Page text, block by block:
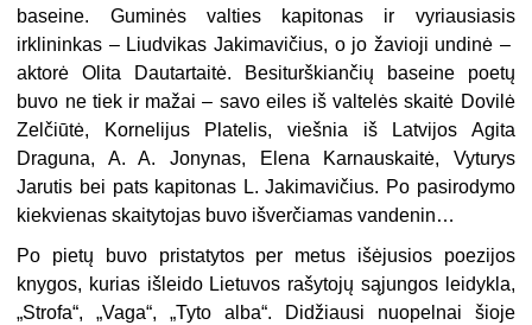
baseine. Guminės valties kapitonas ir vyriausiasis
irklininkas – Liudvikas Jakimavičius, o jo žavioji undinė –
aktorė Olita Dautartaitė. Besiturškiančių baseine poetų
buvo ne tiek ir mažai – savo eiles iš valtelės skaitė Dovilė
Zelčiūtė, Kornelijus Platelis, viešnia iš Latvijos Agita
Draguna, A. A. Jonynas, Elena Karnauskaitė, Vyturys
Jarutis bei pats kapitonas L. Ja­kimavičius. Po pasirodymo
kiekvienas skaity­tojas buvo išverčiamas vandenin…
Po pietų buvo pristatytos per metus išėju­sios poezijos
knygos, kurias išleido Lietuvos rašytojų sąjungos leidykla,
„Strofa“, „Vaga“, „Tyto alba“. Didžiausi nuopelnai šioje